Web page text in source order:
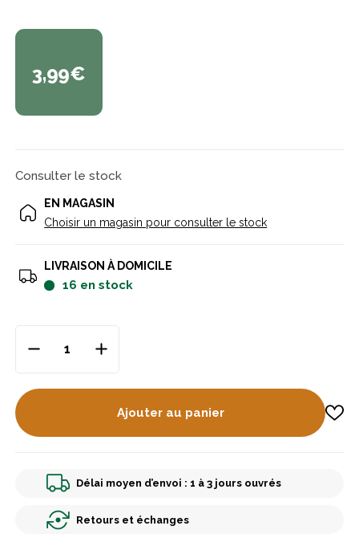
3,99€
Consulter le stock
EN MAGASIN
Choisir un magasin pour consulter le stock
LIVRAISON À DOMICILE
16 en stock
Ajouter au panier
Délai moyen d’envoi : 1 à 3 jours ouvrés
Retours et échanges